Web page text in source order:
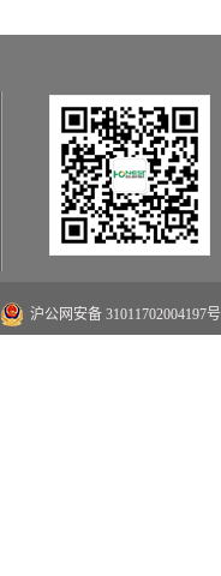
沪公网安备 31011702004197号